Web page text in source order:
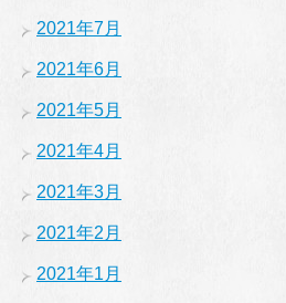
2021年7月
2021年6月
2021年5月
2021年4月
2021年3月
2021年2月
2021年1月